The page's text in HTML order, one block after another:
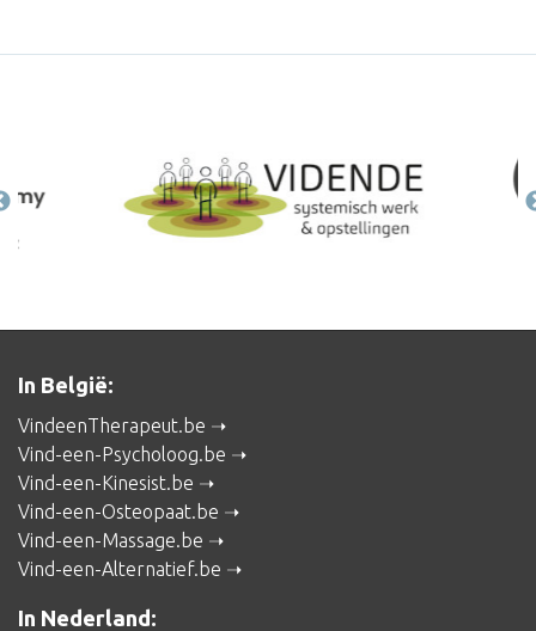
In België:
VindeenTherapeut.be
Vind-een-Psycholoog.be
Vind-een-Kinesist.be
Vind-een-Osteopaat.be
Vind-een-Massage.be
Vind-een-Alternatief.be
In Nederland: